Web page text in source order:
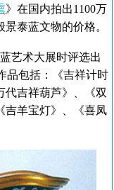
》在国内拍出1100万
泰蓝文物的价格。
艺术大展时评选出
品包括：《吉祥计时
代吉祥葫芦》、《双
吉羊宝灯》、《喜凤